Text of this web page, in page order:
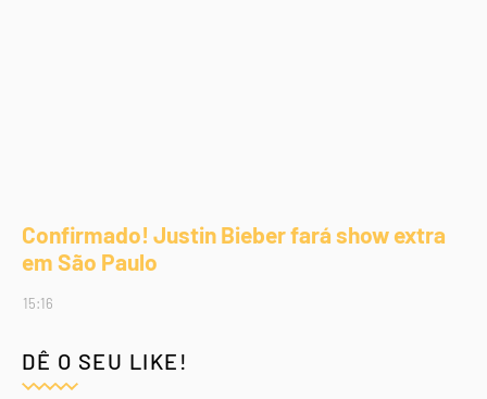
Confirmado! Justin Bieber fará show extra
em São Paulo
15:16
DÊ O SEU LIKE!